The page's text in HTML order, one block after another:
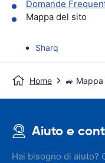
Domande
Mappa del sito
Sharq
Home 🚙
Aiuto e
Hai bisogno di aiuto?